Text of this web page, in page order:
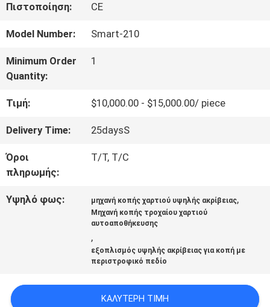
ΣΧΕΤΙΚΆ
ΜΕ
ΕΜΆΣ
ΕΠΙΣΚΈΨΕΙΣ
ΣΤΟ
ΕΡΓΟΣΤΆΣΙΟ
ΠΟΙΌΤΗΤΑΣ
ΕΠΙΚΟΙΝΩΝΉΣΤΕ
Πιστοποίηση: CE
Model Number: Smart-210
Minimum Order
Quantity:
1
Τιμή: $10,000.00 - $15,000.00/ piece
Delivery Time: 25daysS
Όροι
πληρωμής:
T/T, T/C
Υψηλό φως: μηχανή κοπής χαρτιού υψηλής ακρίβειας,
Μηχανή κοπής τροχαίου χαρτιού
αυτοαποθήκευσης
,
εξοπλισμός υψηλής ακρίβειας για κοπή με
περιστροφικό πεδίο
ΚΑΛΎΤΕΡΗ ΤΙΜΉ